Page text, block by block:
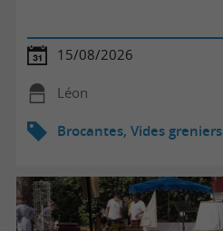
15/08/2026
Léon
Brocantes, Vides greniers